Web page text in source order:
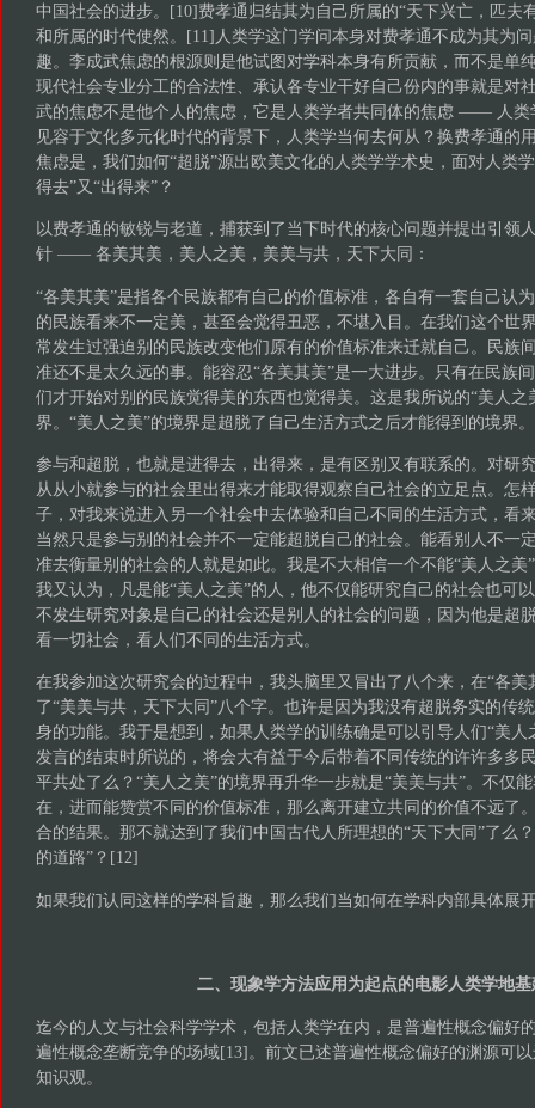
中国社会的进步。[10]费孝通归结其为自己所属的“天下兴亡，匹夫
和所属的时代使然。[11]人类学这门学问本身对费孝通不成为其为
趣。李成武焦虑的根源则是他试图对学科本身有所贡献，而不是单
现代社会专业分工的合法性、承认各专业干好自己份内的事就是对
武的焦虑不是他个人的焦虑，它是人类学者共同体的焦虑 —— 人类
见容于文化多元化时代的背景下，人类学当何去何从？换费孝通的
焦虑是，我们如何“超脱”源出欧美文化的人类学学术史，面对人类
得去”又“出得来”？
以费孝通的敏锐与老道，捕获到了当下时代的核心问题并提出引领
针 —— 各美其美，美人之美，美美与共，天下大同：
“各美其美”是指各个民族都有自己的价值标准，各自有一套自己认
的民族看来不一定美，甚至会觉得丑恶，不堪入目。在我们这个世
常发生过强迫别的民族改变他们原有的价值标准来迁就自己。民族
准还不是太久远的事。能容忍“各美其美”是一大进步。只有在民族
们才开始对别的民族觉得美的东西也觉得美。这是我所说的“美人之
界。“美人之美”的境界是超脱了自己生活方式之后才能得到的境界
参与和超脱，也就是进得去，出得来，是有区别又有联系的。对研
从从小就参与的社会里出得来才能取得观察自己社会的立足点。怎
子，对我来说进入另一个社会中去体验和自己不同的生活方式，看
当然只是参与别的社会并不一定能超脱自己的社会。能看别人不一
准去衡量别的社会的人就是如此。我是不大相信一个不能“美人之美
我又认为，凡是能“美人之美”的人，他不仅能研究自己的社会也可
不发生研究对象是自己的社会还是别人的社会的问题，因为他是超
看一切社会，看人们不同的生活方式。
在我参加这次研究会的过程中，我头脑里又冒出了八个来，在“各美
了“美美与共，天下大同”八个字。也许是因为我没有超脱务实的传
身的功能。我于是想到，如果人类学的训练确是可以引导人们“美人
发言的结束时所说的，将会大有益于今后带着不同传统的许许多多
平共处了么？“美人之美”的境界再升华一步就是“美美与共”。不仅
在，进而能赞赏不同的价值标准，那么离开建立共同的价值不远了
合的结果。那不就达到了我们中国古代人所理想的“天下大同”了么
的道路”？[12]
如果我们认同这样的学科旨趣，那么我们当如何在学科内部具体展
二、现象学方法应用为起点的电影人类学地基
迄今的人文与社会科学学术，包括人类学在内，是普遍性概念偏好
遍性概念垄断竞争的场域[13]。前文已述普遍性概念偏好的渊源可
知识观。